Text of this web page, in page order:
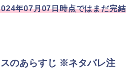
年07月07日時点ではまだ完結
のあらすじ ※ネタバレ注